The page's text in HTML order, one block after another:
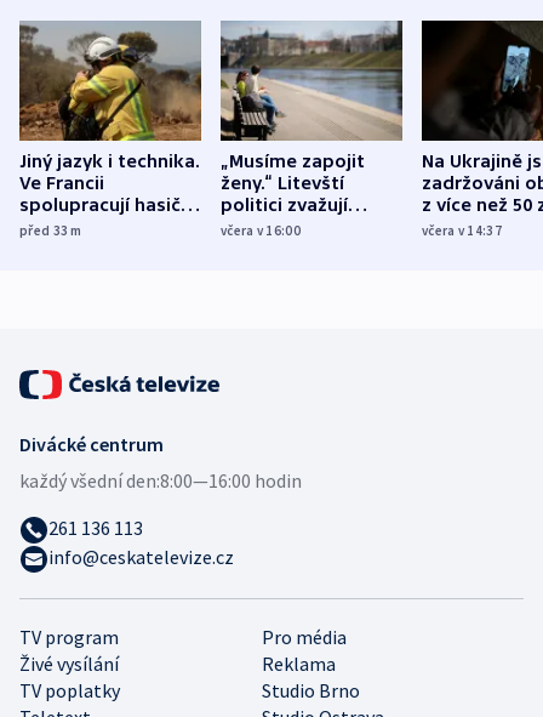
Jiný jazyk i technika.
Ve Francii
spolupracují hasiči z
různých zemí
před 33m
„Musíme zapojit
ženy.“ Litevští
politici zvažují
dohodu o
včera v 16:00
Na Ukrajině
zadržováni
z více než 50
Bojovali na
včera v 14:37
TV program
Pro média
Živé vysílání
Reklama
TV poplatky
Studio Brno
Divácké centrum
každý všední den:8:00—16:00 hodin
261 136 113
info@ceskatelevize.cz